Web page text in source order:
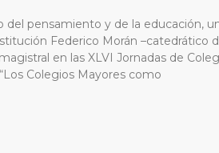
del pensamiento y de la educación,
Federico Morán –catedrático
en las XLVI Jornadas de
Colegios Mayores como